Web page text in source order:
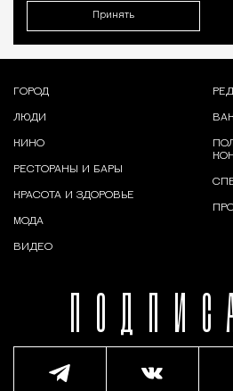
Принять
ГОРОД
ЛЮДИ
КИНО
РЕСТОРАНЫ И БАРЫ
КРАСОТА И ЗДОРОВЬЕ
МОДА
ВИДЕО